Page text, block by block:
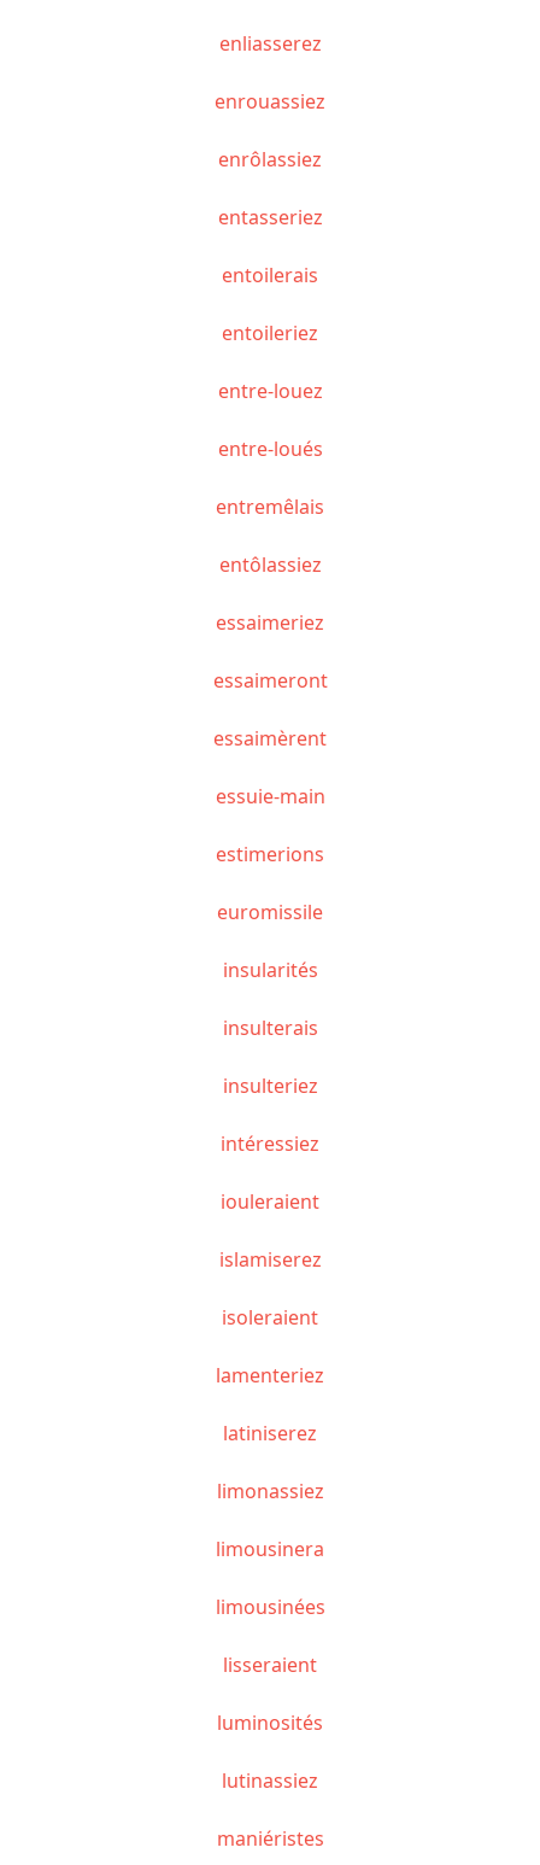
enliasserez
enrouassiez
enrôlassiez
entasseriez
entoilerais
entoileriez
entre-louez
entre-loués
entremêlais
entôlassiez
essaimeriez
essaimeront
essaimèrent
essuie-main
estimerions
euromissile
insularités
insulterais
insulteriez
intéressiez
iouleraient
islamiserez
isoleraient
lamenteriez
latiniserez
limonassiez
limousinera
limousinées
lisseraient
luminosités
lutinassiez
maniéristes